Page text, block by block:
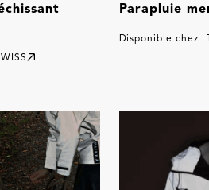
Parapluie
Disponible chez